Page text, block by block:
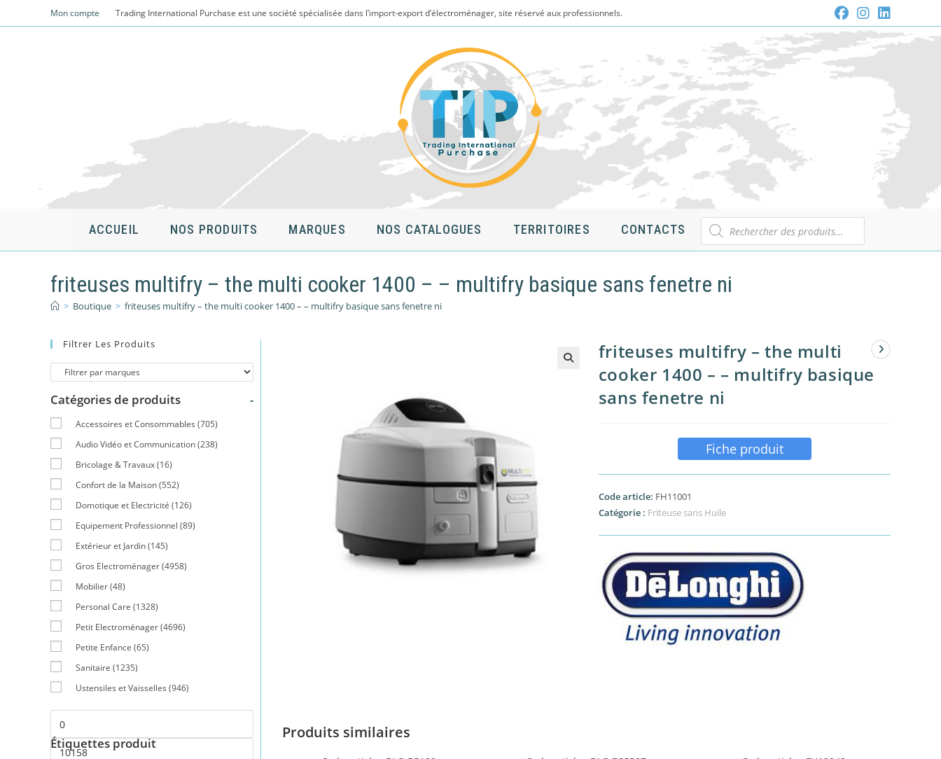
to
Mon compte Trading International Purchase est une société spécialisée dans l’import-export d’électroménager, site réservé aux professionnels.
ACCUEIL NOS PRODUITS MARQUES NOS CATALOGUES TERRITOIRES CONTACTS
Recherche
de
produits
friteuses multifry – the multi cooker 1400 – – multifry basique sans fenetre ni
> Boutique > friteuses multifry – the multi cooker 1400 – – multifry basique sans fenetre ni
friteuses multifry – the multi
cooker 1400 – – multifry basique
sans fenetre ni
Fiche produit
Code article: FH11001
Catégorie : Friteuse sans Huile
Produits similaires
Filtrer Les Produits
Catégories de produits -
Accessoires et Consommables (705)
Audio Vidéo et Communication(238)
Bricolage & Travaux(16)
Confort de la Maison(552)
Domotique et Electricité (126)
Equipement Professionnel (89)
Extérieur et Jardin(145)
Gros Electroménager(4958)
Mobilier(48)
Personal Care (1328)
Petit Electroménager(4696)
Petite Enfance (65)
Sanitaire (1235)
Ustensiles et Vaisselles (946)
Étiquettes produit